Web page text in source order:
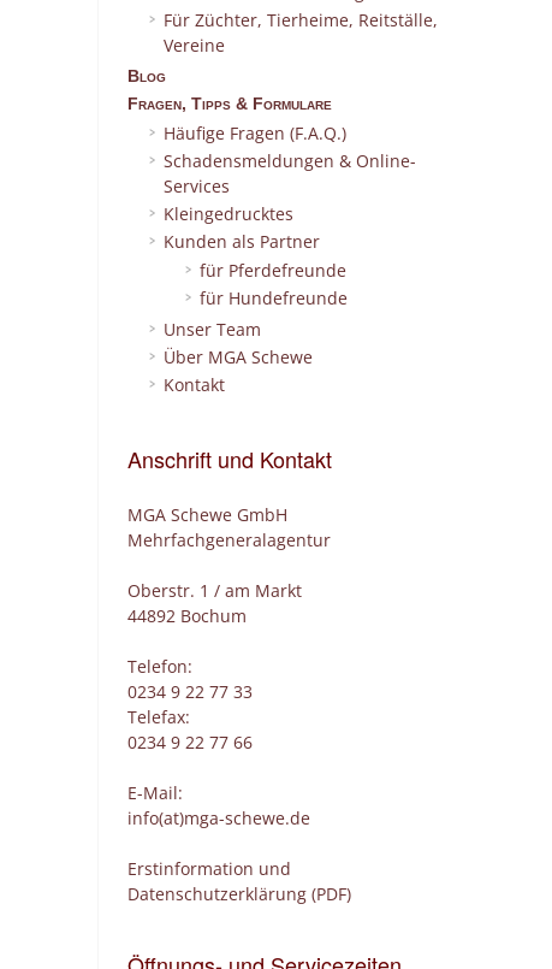
Für Züchter, Tierheime, Reitställe,
Vereine
Blog
Fragen, Tipps & Formulare
Häufige Fragen (F.A.Q.)
Schadensmeldungen & Online-
Services
Kleingedrucktes
Kunden als Partner
für Pferdefreunde
für Hundefreunde
Unser Team
Über MGA Schewe
Kontakt
Anschrift und Kontakt
MGA Schewe GmbH
Mehrfachgeneralagentur
Oberstr. 1 / am Markt
44892 Bochum
Telefon:
0234 9 22 77 33
Telefax:
0234 9 22 77 66
E-Mail:
info(at)mga-schewe.de
Erstinformation und
Datenschutzerklärung (PDF)